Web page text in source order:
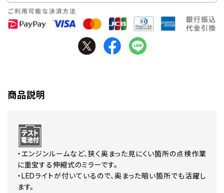
商品説明
・エンジンルームなど、狭く奥まった見にくい箇所の点検作業
に重宝する伸縮式のミラーです。
・LEDライトが付いているので、奥まった暗い箇所でも活躍し
ます。